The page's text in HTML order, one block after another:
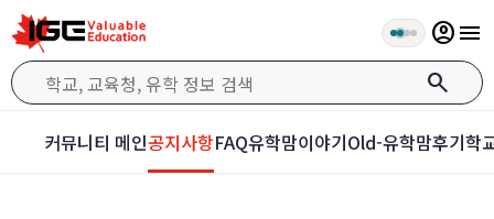
search
account_circlemenu
커뮤니티 메인공지사항FAQ유학맘이야기Old-유학맘후기학